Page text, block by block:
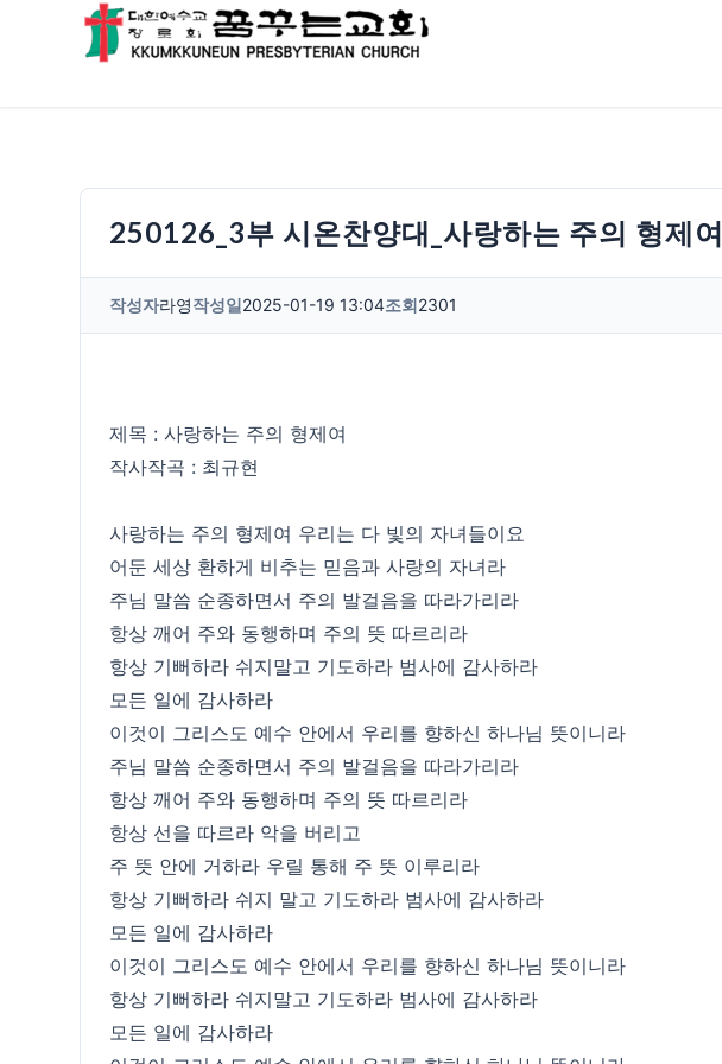
250126_3부 시온찬양대_사랑하는 주의 형제여
작성자라영작성일2025-01-19 13:04조회2301
제목 : 사랑하는 주의 형제여
작사작곡 : 최규현
사랑하는 주의 형제여 우리는 다 빛의 자녀들이요
어둔 세상 환하게 비추는 믿음과 사랑의 자녀라
주님 말씀 순종하면서 주의 발걸음을 따라가리라
항상 깨어 주와 동행하며 주의 뜻 따르리라
항상 기뻐하라 쉬지말고 기도하라 범사에 감사하라
모든 일에 감사하라
이것이 그리스도 예수 안에서 우리를 향하신 하나님 뜻이니라
주님 말씀 순종하면서 주의 발걸음을 따라가리라
항상 깨어 주와 동행하며 주의 뜻 따르리라
항상 선을 따르라 악을 버리고
주 뜻 안에 거하라 우릴 통해 주 뜻 이루리라
항상 기뻐하라 쉬지 말고 기도하라 범사에 감사하라
모든 일에 감사하라
이것이 그리스도 예수 안에서 우리를 향하신 하나님 뜻이니라
항상 기뻐하라 쉬지말고 기도하라 범사에 감사하라
모든 일에 감사하라